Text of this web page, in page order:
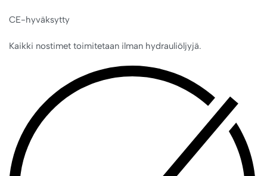
CE-hyväksytty
Kaikki nostimet toimitetaan ilman hydrauliöljyjä.